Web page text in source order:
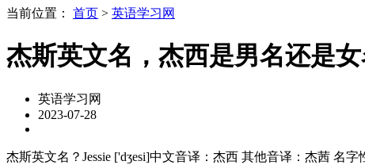
当前位置： 首页 > 英语学习网
杰斯英文名，杰西是男名还是女
英语学习网
2023-07-28
杰斯英文名？Jessie ['dʒesi]中文音译：杰西 其他音译：杰茜 名